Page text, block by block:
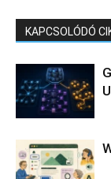
KAPCSOLÓDÓ